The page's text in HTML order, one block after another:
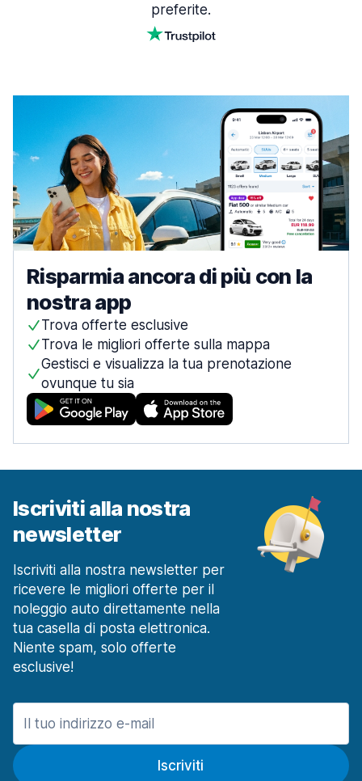
preferite.
Risparmia ancora di più con la
nostra app
Trova offerte esclusive
Trova le migliori offerte sulla mappa
Gestisci e visualizza la tua prenotazione
ovunque tu sia
Iscriviti alla nostra
newsletter
Iscriviti alla nostra newsletter per
ricevere le migliori offerte per il
noleggio auto direttamente nella
tua casella di posta elettronica.
Niente spam, solo offerte
esclusive!
Iscriviti